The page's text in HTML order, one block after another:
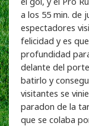
a los 55 min. de
espectadores
felicidad y es
profundidad
delante del
batirlo y
visitantes se
paradon de la
que se colaba